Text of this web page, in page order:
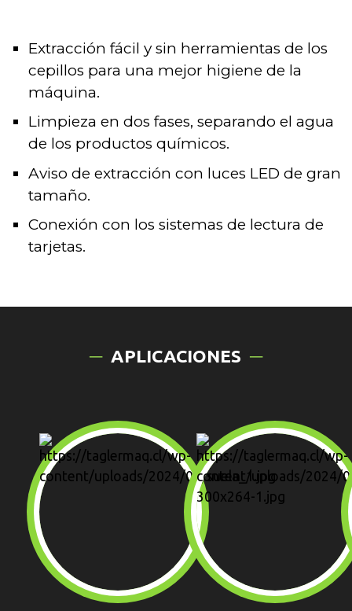
Extracción fácil y sin herramientas de los
cepillos para una mejor higiene de la
máquina.
Limpieza en dos fases, separando el agua
de los productos químicos.
Aviso de extracción con luces LED de gran
tamaño.
Conexión con los sistemas de lectura de
tarjetas.
APLICACIONES